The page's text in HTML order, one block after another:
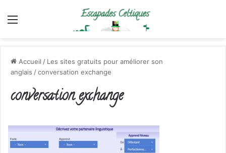
Menu
Accueil / Les sites gratuits pour améliorer son
anglais /conversation exchange
conversation exchange